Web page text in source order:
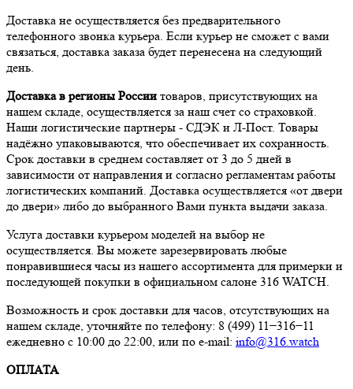
Доставка не осуществляется без предварительного
телефонного звонка курьера. Если курьер не сможет с вами
связаться, доставка заказа будет перенесена на следующий
день.
Доставка в регионы России товаров, присутствующих на
нашем складе, осуществляется за наш счет со страховкой.
Наши логистические партнеры - СДЭК и Л-Пост. Товары
надёжно упаковываются, что обеспечивает их сохранность.
Срок доставки в среднем составляет от 3 до 5 дней в
зависимости от направления и согласно регламентам работы
логистических компаний. Доставка осуществляется «от двери
до двери» либо до выбранного Вами пункта выдачи заказа.
Услуга доставки курьером моделей на выбор не
осуществляется. Вы можете зарезервировать любые
понравившиеся часы из нашего ассортимента для примерки и
последующей покупки в официальном салоне 316 WATCH.
Возможность и срок доставки для часов, отсутствующих на
нашем складе, уточняйте по телефону: 8 (499) 11−316−11
ежедневно с 10:00 до 22:00, или по e-mail: info@316.watch
ОПЛАТА